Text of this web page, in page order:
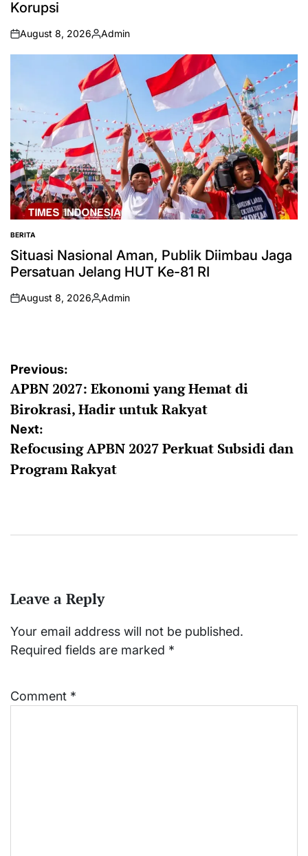
Korupsi
on
August 8, 2026
Posted
by
Admin
POSTED
IN
BERITA
Situasi Nasional Aman, Publik Diimbau Jaga
Persatuan Jelang HUT Ke-81 RI
on
August 8, 2026
Posted
Admin
Post
navigation
Previous:
APBN 2027: Ekonomi yang Hemat di
Birokrasi, Hadir untuk Rakyat
Next:
Refocusing APBN 2027 Perkuat Subsidi dan
Program Rakyat
Leave a Reply
Your email address will not be published.
Required fields are marked *
Comment *